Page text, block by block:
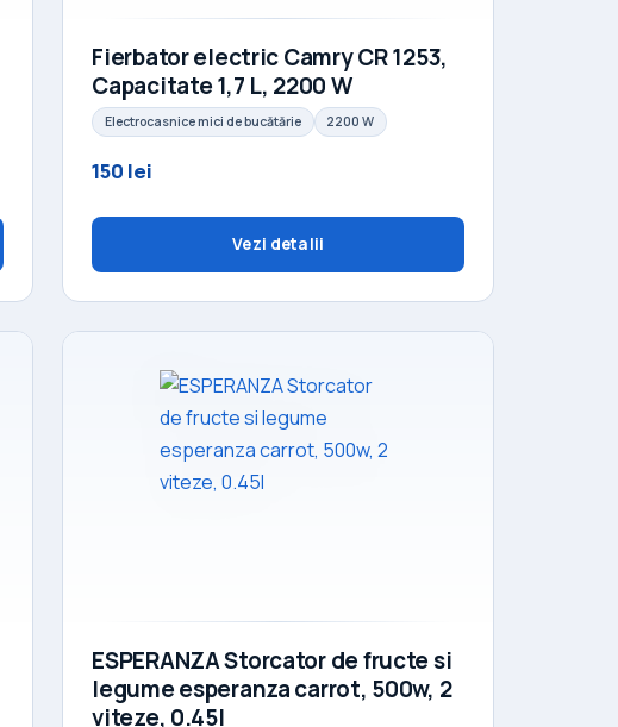
Fierbator electric Camry CR 1253,
Capacitate 1,7 L, 2200 W
Electrocasnice mici de bucătărie 2200 W
150 lei
Vezi detalii
ESPERANZA Storcator de fructe si
legume esperanza carrot, 500w, 2
viteze, 0.45l